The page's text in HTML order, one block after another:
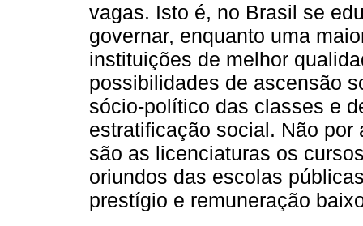
vagas. Isto é, no Brasil se
governar, enquanto uma
instituições de melhor
possibilidades de ascensão
sócio-político das classes e
estratificação social. Não
são as licenciaturas os
oriundos das escolas
prestígio e remuneração